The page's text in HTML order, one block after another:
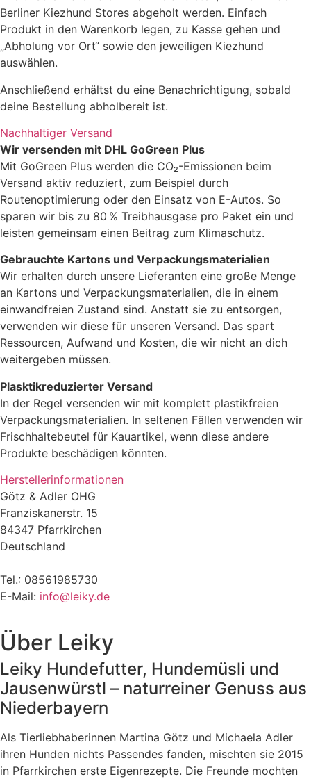
Berliner Kiezhund Stores abgeholt werden. Einfach
Produkt in den Warenkorb legen, zu Kasse gehen und
„Abholung vor Ort“ sowie den jeweiligen Kiezhund
auswählen.
Anschließend erhältst du eine Benachrichtigung, sobald
deine Bestellung abholbereit ist.
Nachhaltiger Versand
Wir versenden mit DHL GoGreen Plus
Mit GoGreen Plus werden die CO₂-Emissionen beim
Versand aktiv reduziert, zum Beispiel durch
Routenoptimierung oder den Einsatz von E-Autos. So
sparen wir bis zu 80 % Treibhausgase pro Paket ein und
leisten gemeinsam einen Beitrag zum Klimaschutz.
Gebrauchte Kartons und Verpackungsmaterialien
Wir erhalten durch unsere Lieferanten eine große Menge
an Kartons und Verpackungsmaterialien, die in einem
einwandfreien Zustand sind. Anstatt sie zu entsorgen,
verwenden wir diese für unseren Versand. Das spart
Ressourcen, Aufwand und Kosten, die wir nicht an dich
weitergeben müssen.
Plasktikreduzierter Versand
In der Regel versenden wir mit komplett plastikfreien
Verpackungsmaterialien. In seltenen Fällen verwenden wir
Frischhaltebeutel für Kauartikel, wenn diese andere
Produkte beschädigen könnten.
Herstellerinformationen
Götz & Adler OHG
Franziskanerstr. 15
84347 Pfarrkirchen
Deutschland
Tel.: 08561985730
E-Mail: info@leiky.de
Über Leiky
Leiky Hundefutter, Hundemüsli und
Jausenwürstl – naturreiner Genuss aus
Niederbayern
Als Tierliebhaberinnen Martina Götz und Michaela Adler
ihren Hunden nichts Passendes fanden, mischten sie 2015
in Pfarrkirchen erste Eigenrezepte. Die Freunde mochten